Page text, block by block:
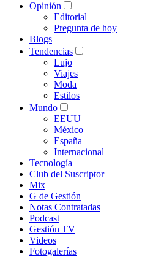
Opinión
Editorial
Pregunta de hoy
Blogs
Tendencias
Lujo
Viajes
Moda
Estilos
Mundo
EEUU
México
España
Internacional
Tecnología
Club del Suscriptor
Mix
G de Gestión
Notas Contratadas
Podcast
Gestión TV
Videos
Fotogalerías